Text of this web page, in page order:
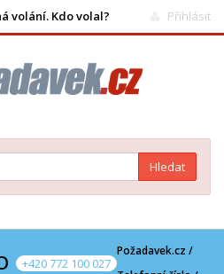
volání. Kdo volal? Přihlásit
Hledat
+420 772 100 027
Požadavek.cz /